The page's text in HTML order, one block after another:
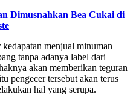
Dimusnahkan Bea Cukai di
menjual minuman
tanpa adanya label dari
akan memberikan teguran
pengecer tersebut akan terus
hal yang serupa.